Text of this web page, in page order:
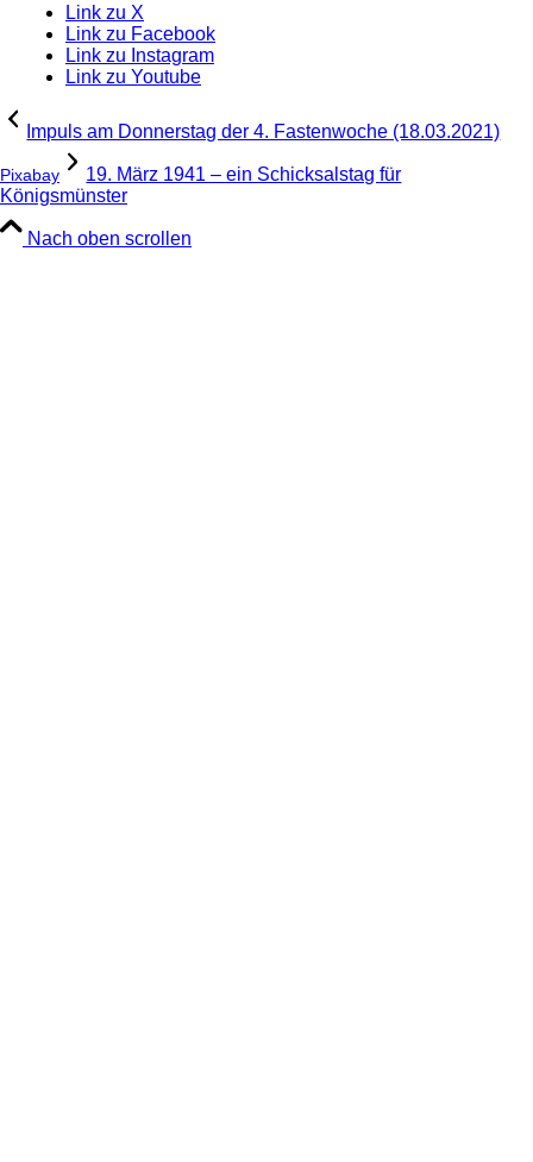
Link zu X
Link zu Facebook
Link zu Instagram
Link zu Youtube
Impuls am Donnerstag der 4. Fastenwoche (18.03.2021)
Pixabay
19. März 1941 – ein Schicksalstag für
Königsmünster
Nach oben scrollen